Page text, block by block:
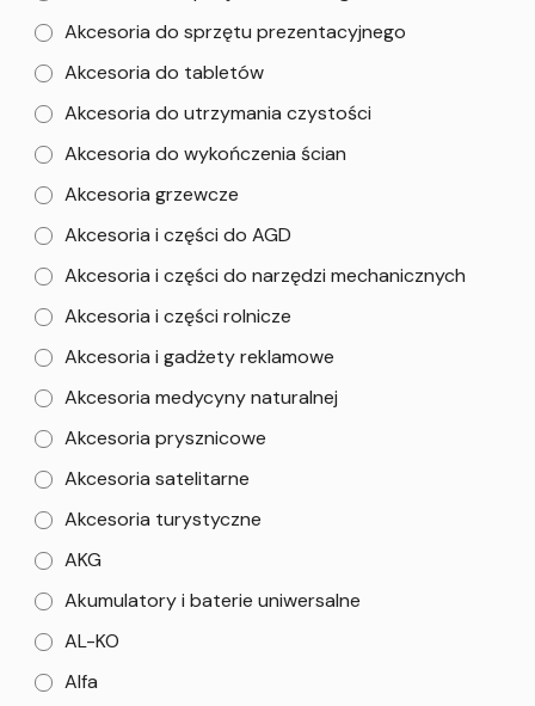
Akcesoria do sprzętu prezentacyjnego
Akcesoria do tabletów
Akcesoria do utrzymania czystości
Akcesoria do wykończenia ścian
Akcesoria grzewcze
Akcesoria i części do AGD
Akcesoria i części do narzędzi mechanicznych
Akcesoria i części rolnicze
Akcesoria i gadżety reklamowe
Akcesoria medycyny naturalnej
Akcesoria prysznicowe
Akcesoria satelitarne
Akcesoria turystyczne
AKG
Akumulatory i baterie uniwersalne
AL-KO
Alfa